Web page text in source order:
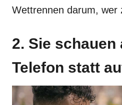
Wettrennen darum, wer
2. Sie schauen
Telefon statt